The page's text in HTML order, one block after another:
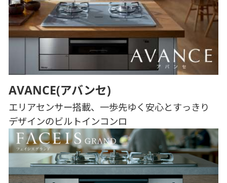
AVANCE(アバンセ)
エリアセンサー搭載、一歩先ゆく安心とすっきり
デザインのビルトインコンロ